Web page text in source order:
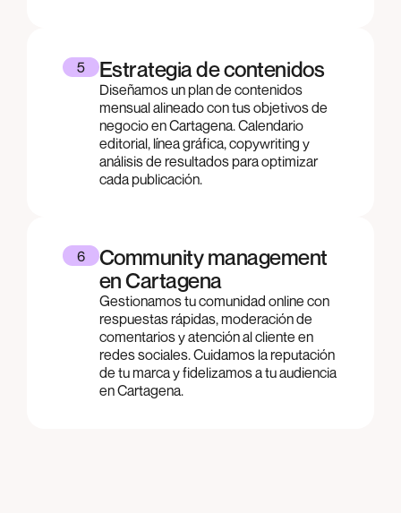
5 Estrategia de contenidos
Diseñamos un plan de contenidos
mensual alineado con tus objetivos de
negocio en Cartagena. Calendario
editorial, línea gráfica, copywriting y
análisis de resultados para optimizar
cada publicación.
6
Community management
en Cartagena
Gestionamos tu comunidad online con
respuestas rápidas, moderación de
comentarios y atención al cliente en
redes sociales. Cuidamos la reputación
de tu marca y fidelizamos a tu audiencia
en Cartagena.